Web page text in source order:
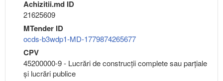
Achizitii.md ID
21625609
MTender ID
ocds-b3wdp1-MD-1779874265677
CPV
45200000-9 - Lucrări de construcţii complete sau parţiale
şi lucrări publice